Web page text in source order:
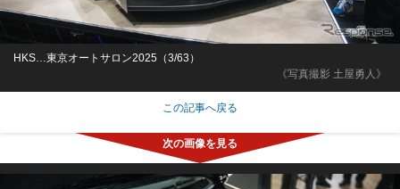
《写真撮影 土屋勇人》
HKS…東京オートサロン2025（3/63）
この記事へ戻る